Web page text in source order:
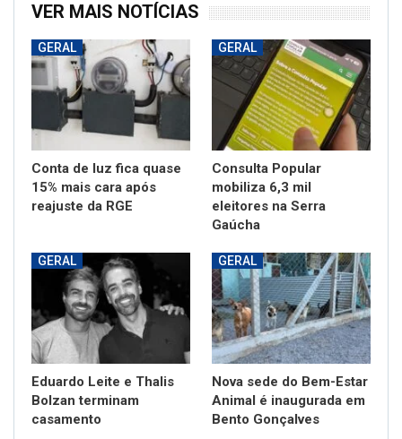
VER MAIS NOTÍCIAS
GERAL
Conta de luz fica quase
15% mais cara após
reajuste da RGE
GERAL
Consulta Popular
mobiliza 6,3 mil
eleitores na Serra
Gaúcha
GERAL
Eduardo Leite e Thalis
Bolzan terminam
casamento
GERAL
Nova sede do Bem-Estar
Animal é inaugurada em
Bento Gonçalves